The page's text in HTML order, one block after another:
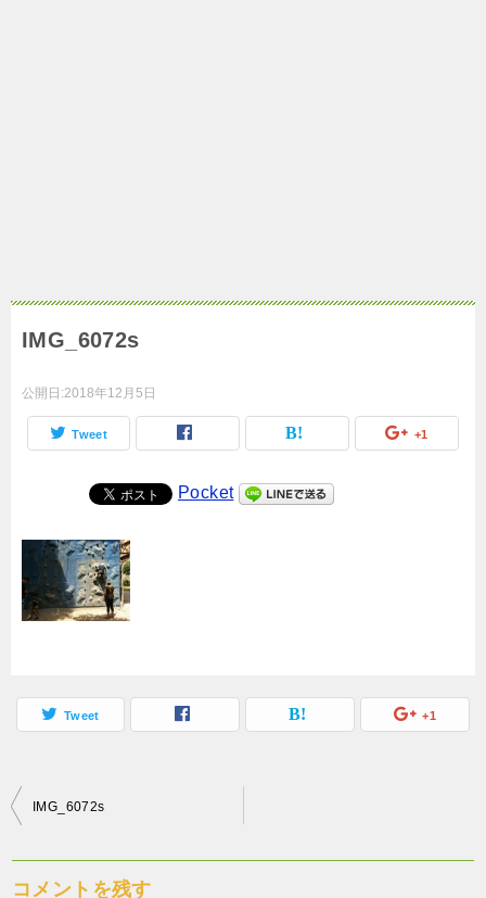
IMG_6072s
公開日:2018年12月5日
Tweet +1
Pocket
Tweet +1
投
IMG_6072s
コメントを残す